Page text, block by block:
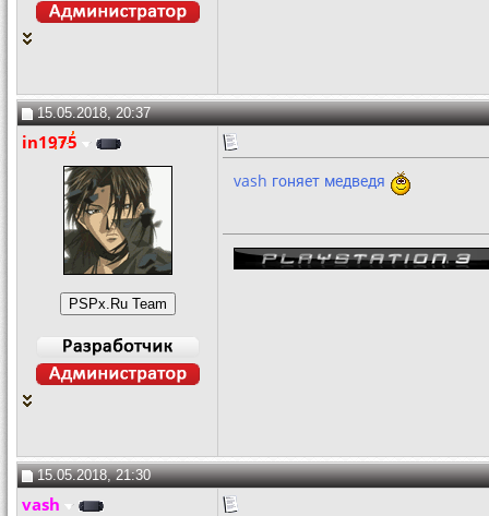
15.05.2018, 20:37
in1975
vash гоняет медведя
15.05.2018, 21:30
vash